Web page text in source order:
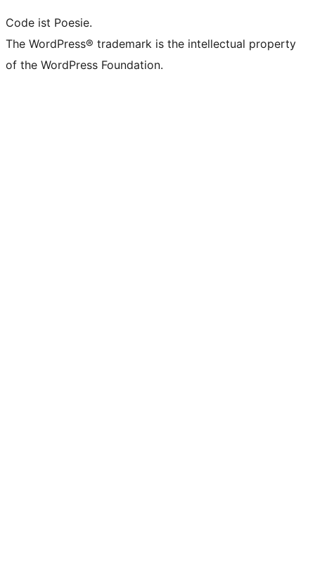
Code ist Poesie.
The WordPress® trademark is the intellectual property
of the WordPress Foundation.